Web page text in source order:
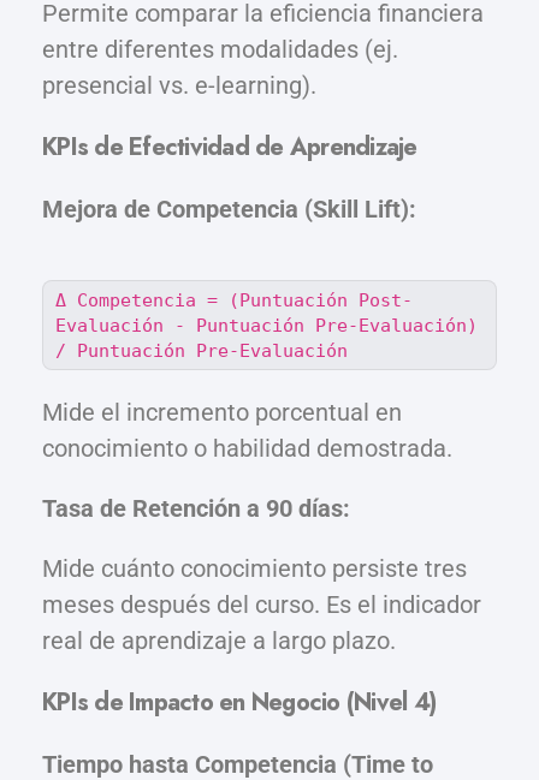
Permite comparar la eficiencia financiera
entre diferentes modalidades (ej.
presencial vs. e-learning).
KPIs de Efectividad de Aprendizaje
Mejora de Competencia (Skill Lift):
Δ Competencia = (Puntuación Post-
Evaluación - Puntuación Pre-Evaluación)
/ Puntuación Pre-Evaluación
Mide el incremento porcentual en
conocimiento o habilidad demostrada.
Tasa de Retención a 90 días:
Mide cuánto conocimiento persiste tres
meses después del curso. Es el indicador
real de aprendizaje a largo plazo.
KPIs de Impacto en Negocio (Nivel 4)
Tiempo hasta Competencia (Time to